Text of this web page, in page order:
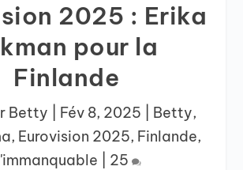
2025 : Erika
pour la
Finlande
Betty Fév 8, 2025 Betty,
, Eurovision 2025, Finlande,
25